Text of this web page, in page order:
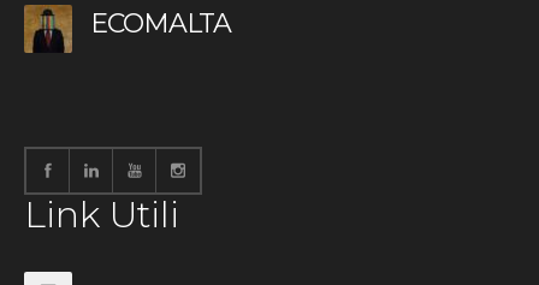
ECOMALTA
Link Utili